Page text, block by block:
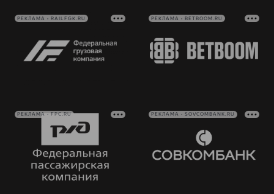
РЕКЛАМА • RAILFGK.RU РЕКЛАМА • BETBOOM.RU
РЕКЛАМА • FPC.RU РЕКЛАМА • SOVCOMBANK.RU